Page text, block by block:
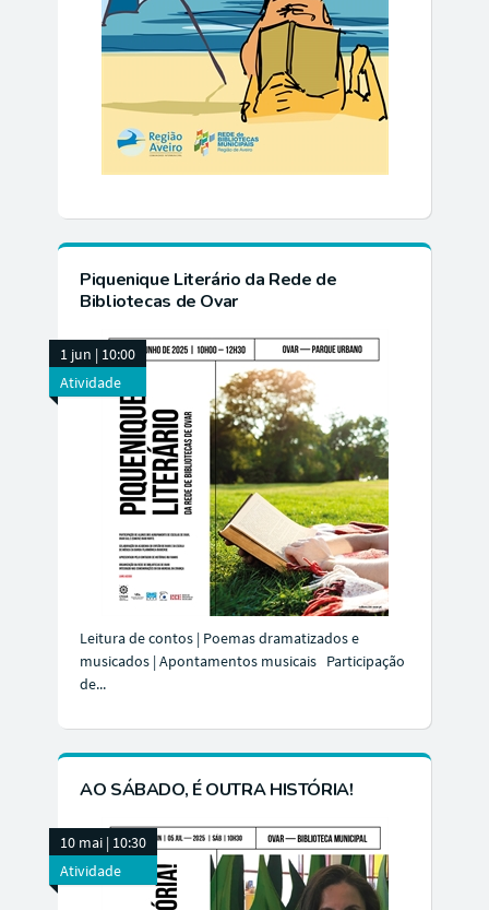
Piquenique Literário da Rede de
Bibliotecas de Ovar
1 jun | 10:00
Atividade
Leitura de contos | Poemas dramatizados e
musicados | Apontamentos musicais Participação
de...
AO SÁBADO, É OUTRA HISTÓRIA!
10 mai | 10:30
Atividade